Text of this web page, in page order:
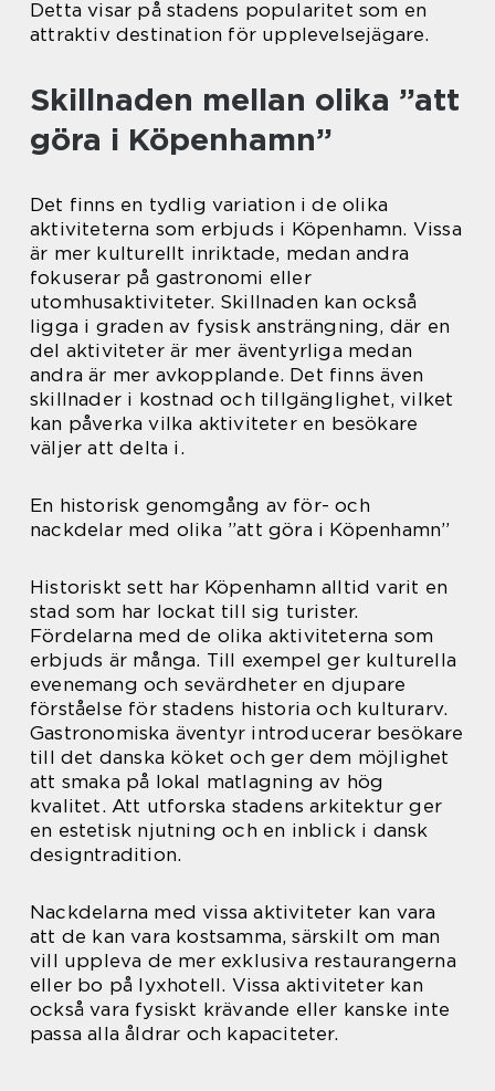
Detta visar på stadens popularitet som en
attraktiv destination för upplevelsejägare.
Skillnaden mellan olika ”att
göra i Köpenhamn”
Det finns en tydlig variation i de olika
aktiviteterna som erbjuds i Köpenhamn. Vissa
är mer kulturellt inriktade, medan andra
fokuserar på gastronomi eller
utomhusaktiviteter. Skillnaden kan också
ligga i graden av fysisk ansträngning, där en
del aktiviteter är mer äventyrliga medan
andra är mer avkopplande. Det finns även
skillnader i kostnad och tillgänglighet, vilket
kan påverka vilka aktiviteter en besökare
väljer att delta i.
En historisk genomgång av för- och
nackdelar med olika ”att göra i Köpenhamn”
Historiskt sett har Köpenhamn alltid varit en
stad som har lockat till sig turister.
Fördelarna med de olika aktiviteterna som
erbjuds är många. Till exempel ger kulturella
evenemang och sevärdheter en djupare
förståelse för stadens historia och kulturarv.
Gastronomiska äventyr introducerar besökare
till det danska köket och ger dem möjlighet
att smaka på lokal matlagning av hög
kvalitet. Att utforska stadens arkitektur ger
en estetisk njutning och en inblick i dansk
designtradition.
Nackdelarna med vissa aktiviteter kan vara
att de kan vara kostsamma, särskilt om man
vill uppleva de mer exklusiva restaurangerna
eller bo på lyxhotell. Vissa aktiviteter kan
också vara fysiskt krävande eller kanske inte
passa alla åldrar och kapaciteter.